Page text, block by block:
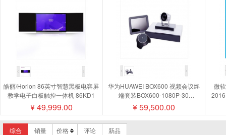
皓丽/Horion 86英寸智慧黑板电容屏
教学电子白板触控一体机 86KD1
¥49,999.00
华为HUAWEI BOX600 视频会议终
端套装BOX600-1080P-30
camera200摄像机MIC500全向麦磁
盘阵列
¥59,500.00
微
综合 销量 价格 评论 新品